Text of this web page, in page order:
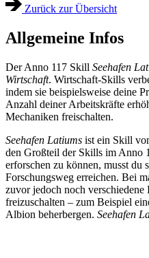
Zurück zur Übersicht
Allgemeine Infos
Der Anno 117 Skill Seehafen
Wirtschaft. Wirtschaft-Skills
indem sie beispielsweise deine
Anzahl deiner Arbeitskräfte
Mechaniken freischalten.
Seehafen Latiums ist ein Skill
den Großteil der Skills im Anno
erforschen zu können, musst du
Forschungsweg erreichen. Bei
zuvor jedoch noch
freizuschalten – zum Beispiel
Albion beherbergen. Seehafen